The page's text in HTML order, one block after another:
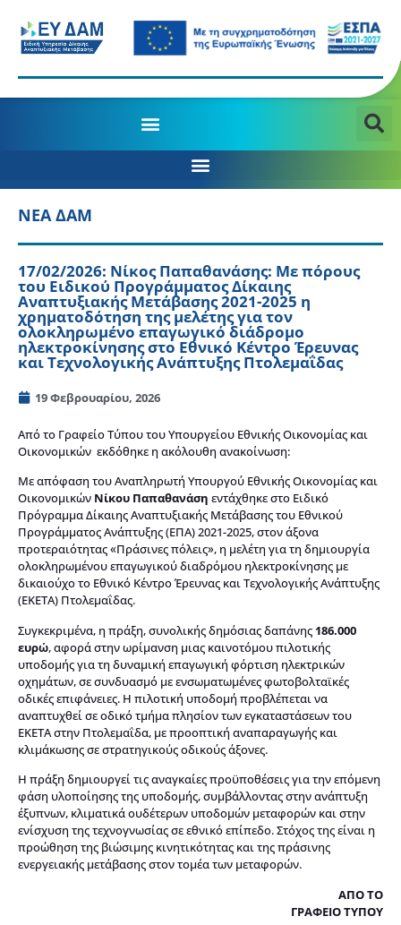
ΝΕΑ ΔΑΜ
17/02/2026: Νίκος Παπαθανάσης: Με πόρους
του Ειδικού Προγράμματος Δίκαιης
Αναπτυξιακής Μετάβασης 2021-2025 η
χρηματοδότηση της μελέτης για τον
ολοκληρωμένο επαγωγικό διάδρομο
ηλεκτροκίνησης στο Εθνικό Κέντρο Έρευνας
και Τεχνολογικής Ανάπτυξης Πτολεμαΐδας
19 Φεβρουαρίου, 2026
Από το Γραφείο Τύπου του Υπουργείου Εθνικής Οικονομίας και
Οικονομικών εκδόθηκε η ακόλουθη ανακοίνωση:
Με απόφαση του Αναπληρωτή Υπουργού Εθνικής Οικονομίας και
Οικονομικών Νίκου Παπαθανάση εντάχθηκε στο Ειδικό
Πρόγραμμα Δίκαιης Αναπτυξιακής Μετάβασης του Εθνικού
Προγράμματος Ανάπτυξης (ΕΠΑ) 2021-2025, στον άξονα
προτεραιότητας «Πράσινες πόλεις», η μελέτη για τη δημιουργία
ολοκληρωμένου επαγωγικού διαδρόμου ηλεκτροκίνησης με
δικαιούχο το Εθνικό Κέντρο Έρευνας και Τεχνολογικής Ανάπτυξης
(ΕΚΕΤΑ) Πτολεμαΐδας.
Συγκεκριμένα, η πράξη, συνολικής δημόσιας δαπάνης 186.000
ευρώ, αφορά στην ωρίμανση μιας καινοτόμου πιλοτικής
υποδομής για τη δυναμική επαγωγική φόρτιση ηλεκτρικών
οχημάτων, σε συνδυασμό με ενσωματωμένες φωτοβολταϊκές
οδικές επιφάνειες. Η πιλοτική υποδομή προβλέπεται να
αναπτυχθεί σε οδικό τμήμα πλησίον των εγκαταστάσεων του
ΕΚΕΤΑ στην Πτολεμαΐδα, με προοπτική αναπαραγωγής και
κλιμάκωσης σε στρατηγικούς οδικούς άξονες.
Η πράξη δημιουργεί τις αναγκαίες προϋποθέσεις για την επόμενη
φάση υλοποίησης της υποδομής, συμβάλλοντας στην ανάπτυξη
έξυπνων, κλιματικά ουδέτερων υποδομών μεταφορών και στην
ενίσχυση της τεχνογνωσίας σε εθνικό επίπεδο. Στόχος της είναι η
προώθηση της βιώσιμης κινητικότητας και της πράσινης
ενεργειακής μετάβασης στον τομέα των μεταφορών.
ΑΠΟ ΤΟ
ΓΡΑΦΕΙΟ ΤΥΠΟΥ